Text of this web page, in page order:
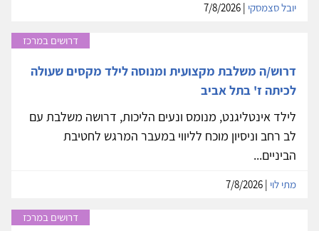
יובל סצמסקי
דרושים במרכז
דרוש/ה משלבת מקצועית ומנוסה לילד מקסים שעולה
לכיתה ז' בתל אביב
לילד אינטליגנט, מנומס ונעים הליכות, דרושה משלבת עם
לב רחב וניסיון מוכח לליווי במעבר המרגש לחטיבת
הביניים...
מתי לוי
דרושים במרכז